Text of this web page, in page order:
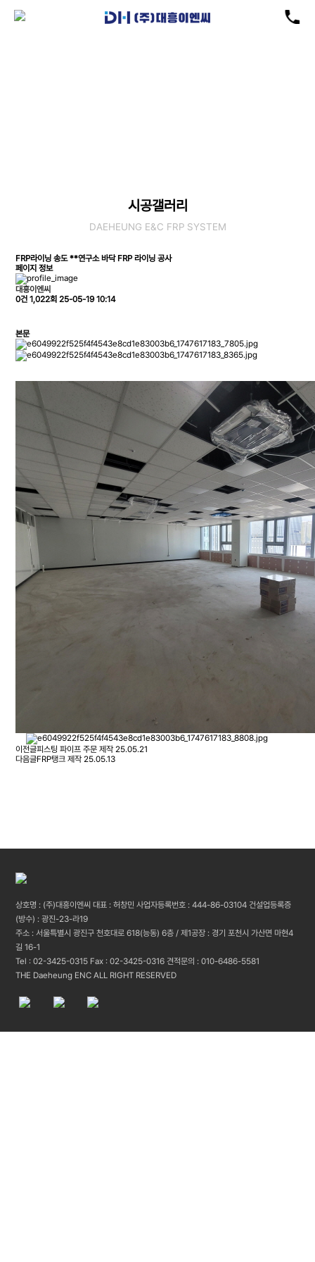
시공갤러리
DAEHEUNG E&C FRP SYSTEM
FRP라이닝 송도 **연구소 바닥 FRP 라이닝 공사
페이지 정보
대흥이엔씨
0건 1,022회 25-05-19 10:14
본문
이전글피스팅 파이프 주문 제작 25.05.21
다음글FRP탱크 제작 25.05.13
상호명 : (주)대흥이엔씨 대표 : 허창민 사업자등록번호 : 444-86-03104 건설업등록증
(방수) : 광진-23-라19
주소 : 서울특별시 광진구 천호대로 618(능동) 6층 / 제1공장 : 경기 포천시 가산면 마현4
길 16-1
Tel : 02-3425-0315 Fax : 02-3425-0316 견적문의 : 010-6486-5581
THE Daeheung ENC ALL RIGHT RESERVED